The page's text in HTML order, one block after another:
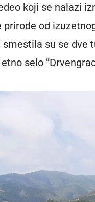
koji se nalazi
od
smestila su se dve
selo